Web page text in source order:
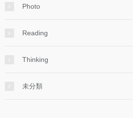
Photo
Reading
Thinking
未分類